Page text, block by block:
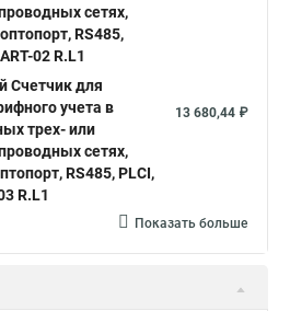
сетях,
RS485,
02 R.L1
Счетчик для
учета в
трех- или
сетях,
RS485, PLСI,
R.L1
13 680,44 ₽
Показать больше